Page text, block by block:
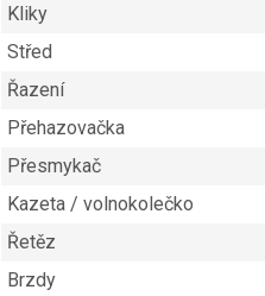
Kliky
Střed
Řazení
Přehazovačka
Přesmykač
Kazeta / volnokolečko
Řetěz
Brzdy